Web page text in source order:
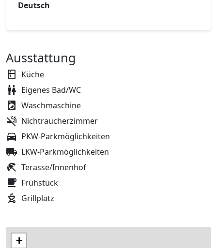
Deutsch
Ausstattung
Küche
Eigenes Bad/WC
Waschmaschine
Nichtraucherzimmer
PKW-Parkmöglichkeiten
LKW-Parkmöglichkeiten
Terasse/Innenhof
Frühstück
Grillplatz
+